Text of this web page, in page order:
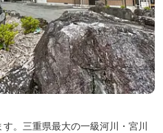
。三重県最大の一級河川・宮川